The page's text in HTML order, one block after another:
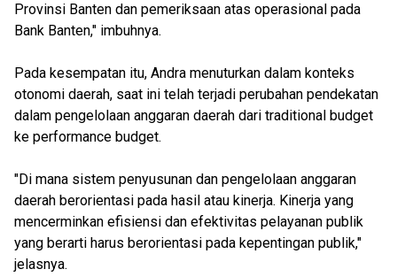
Provinsi Banten dan pemeriksaan atas operasional pada
Bank Banten," imbuhnya.
Pada kesempatan itu, Andra menuturkan dalam konteks
otonomi daerah, saat ini telah terjadi perubahan pendekatan
dalam pengelolaan anggaran daerah dari traditional budget
ke performance budget.
"Di mana sistem penyusunan dan pengelolaan anggaran
daerah berorientasi pada hasil atau kinerja. Kinerja yang
mencerminkan efisiensi dan efektivitas pelayanan publik
yang berarti harus berorientasi pada kepentingan publik,"
jelasnya.